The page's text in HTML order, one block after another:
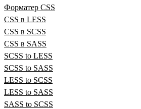
Форматер CSS
CSS в LESS
CSS в SCSS
CSS в SASS
SCSS to LESS
SCSS to SASS
LESS to SCSS
LESS to SASS
SASS to SCSS